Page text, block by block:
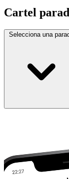
Cartel
Selecciona una